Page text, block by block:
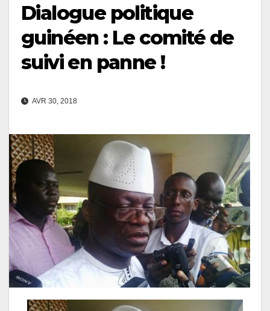
Dialogue politique
guinéen : Le comité de
suivi en panne !
AVR 30, 2018